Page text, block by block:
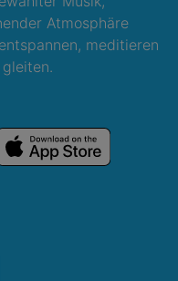
Atmosphäre
meditieren